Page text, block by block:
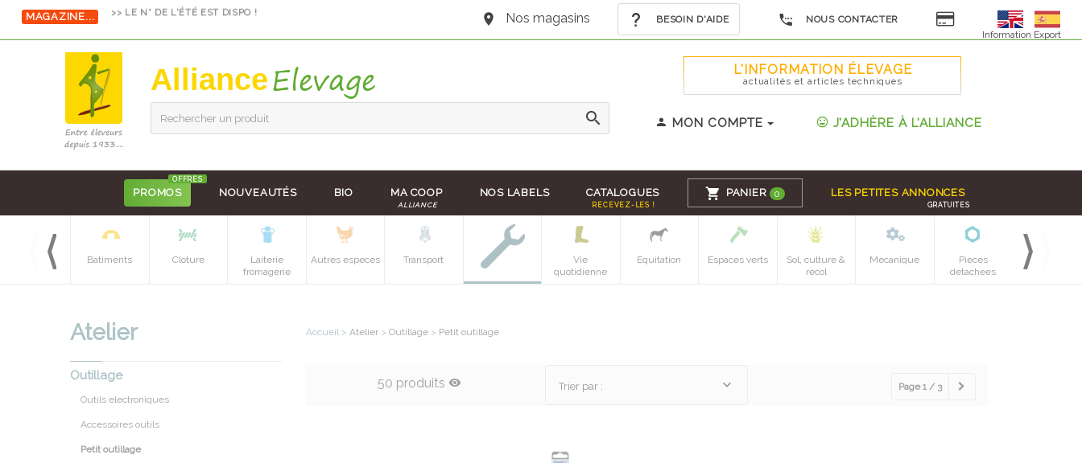
MAGAZINE... >> LE N° DE L'ÉTÉ EST DISPO ! Nos magasins BESOIN D'AIDE
NOUS CONTACTER
Information Export
Alliance
Rechercher un produit
L'INFORMATION ÉLEVAGE
actualités et articles techniques
MON COMPTE J'ADHÈRE À L'ALLIANCE
PROMOS
OFFRES
NOUVEAUTÉS BIO MA COOP
ALLIANCE
NOS LABELS CATALOGUES
RECEVEZ-LES !
PANIER 0 LES PETITES ANNONCES
GRATUITES
Equipements
Batiments Cloture
Laiterie
fromagerie
Autres especes Transport
Vie
quotidienne
Equitation Espaces verts
Sol, culture &
recol
Mecanique
Pieces
detachees
Accueil > Atelier > Outillage > Petit outillage
50 produits Trier par : Page 1 / 3
Atelier
Outillage
Outils electroniques
Accessoires outils
Petit outillage